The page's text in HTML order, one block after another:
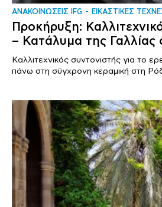
ΑΝΑΚΟΙΝΩΣΕΙΣ IFG ΕΙΚΑΣΤΙΚΕΣ
Προκήρυξη:
– Κατάλυμα της
Καλλιτεχνικός συντονιστής για το
πάνω στη σύγχρονη κεραμική στη